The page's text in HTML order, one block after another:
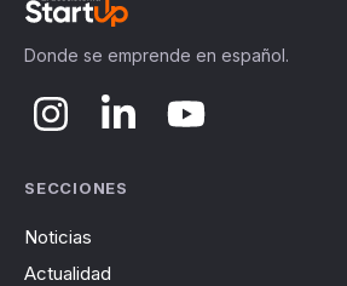
Donde se emprende en español.
SECCIONES
Noticias
Actualidad